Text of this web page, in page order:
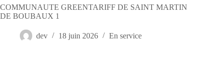
COMMUNAUTE GREENTARIFF DE SAINT MARTIN
DE BOUBAUX 1
dev 18 juin 2026 En service